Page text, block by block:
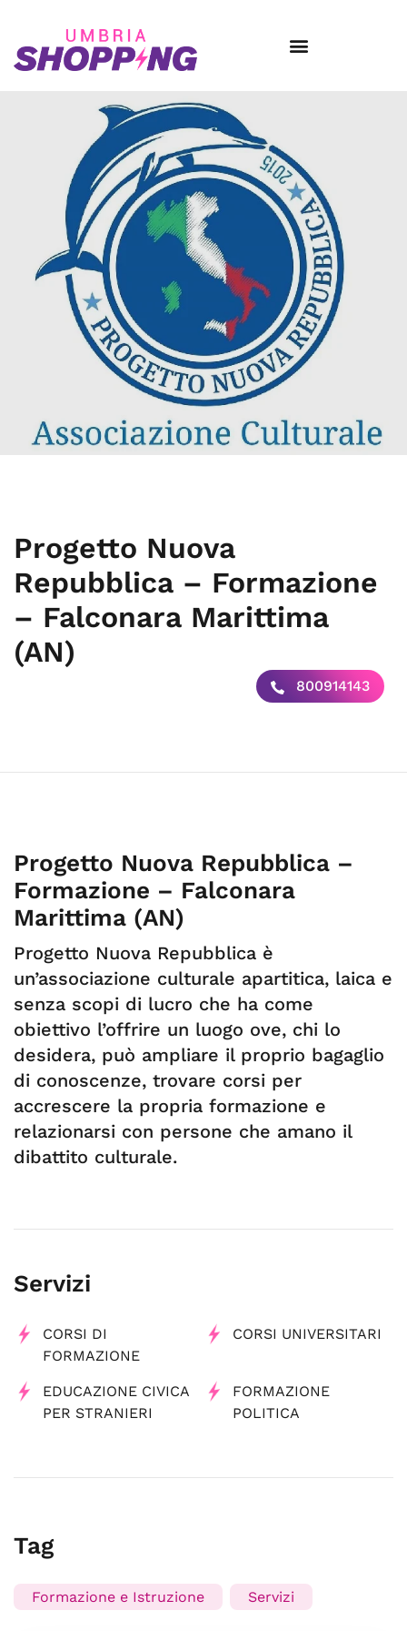
Progetto Nuova
Repubblica – Formazione
– Falconara Marittima
(AN)
800914143
Progetto Nuova Repubblica –
Formazione – Falconara
Marittima (AN)
Progetto Nuova Repubblica è
un’associazione culturale apartitica, laica e
senza scopi di lucro che ha come
obiettivo l’offrire un luogo ove, chi lo
desidera, può ampliare il proprio bagaglio
di conoscenze, trovare corsi per
accrescere la propria formazione e
relazionarsi con persone che amano il
dibattito culturale.
Servizi
CORSI DI
FORMAZIONE
CORSI UNIVERSITARI
EDUCAZIONE CIVICA
PER STRANIERI
FORMAZIONE
POLITICA
Tag
Formazione e Istruzione Servizi